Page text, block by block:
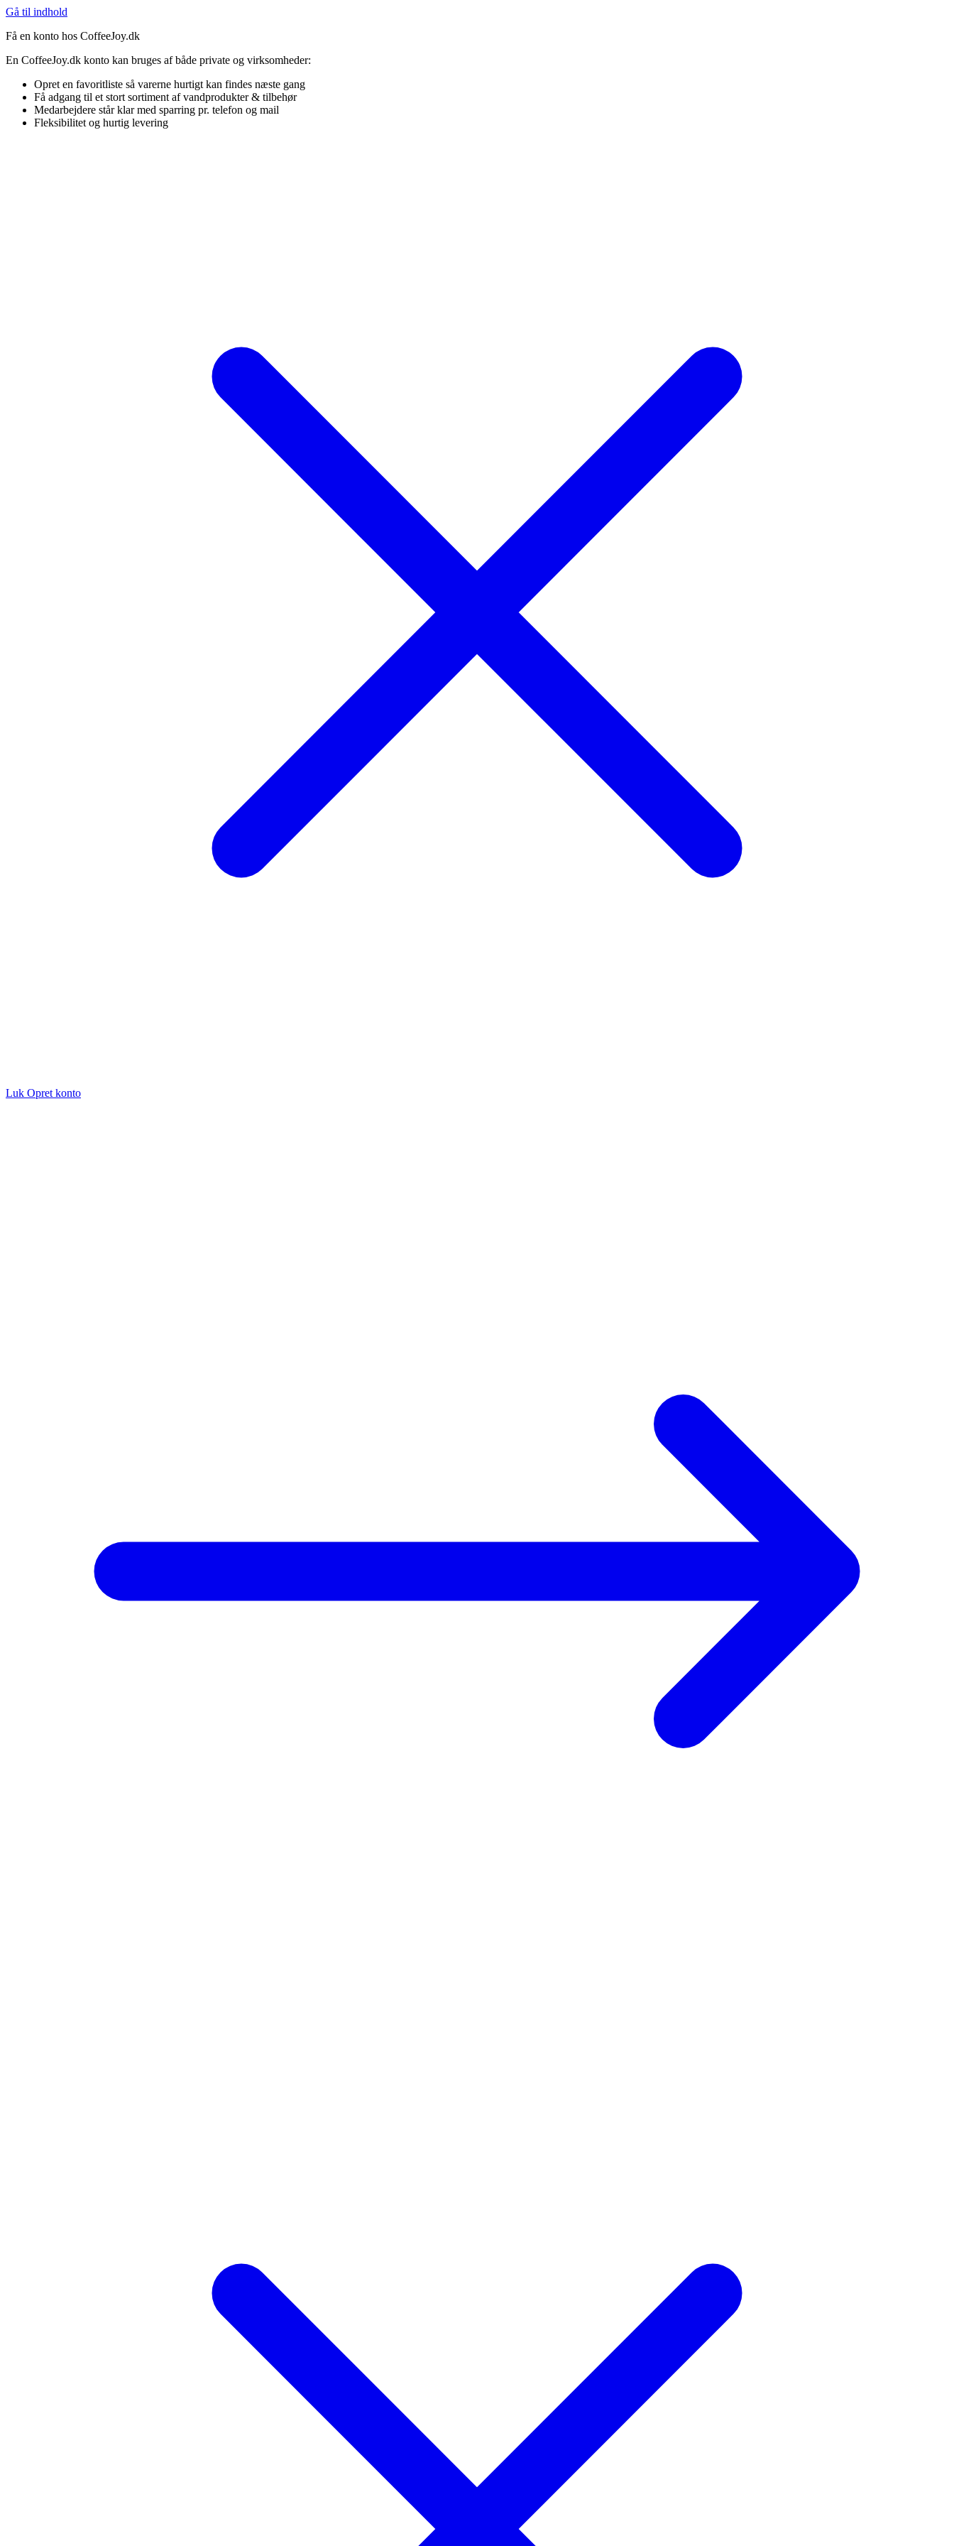
Gå til indhold
Få en konto hos CoffeeJoy.dk
En CoffeeJoy.dk konto kan bruges af både private og virksomheder:
Opret en favoritliste så varerne hurtigt kan findes næste gang
Få adgang til et stort sortiment af vandprodukter & tilbehør
Medarbejdere står klar med sparring pr. telefon og mail
Fleksibilitet og hurtig levering
Luk Opret konto